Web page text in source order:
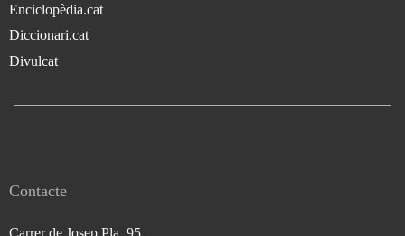
Enciclopèdia.cat
Diccionari.cat
Divulcat
Contacte
Carrer de Josep Pla, 95